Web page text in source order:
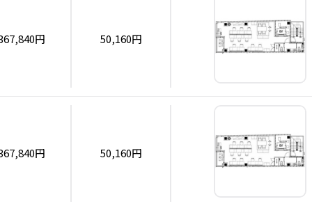
円 50,160円
円 50,160円